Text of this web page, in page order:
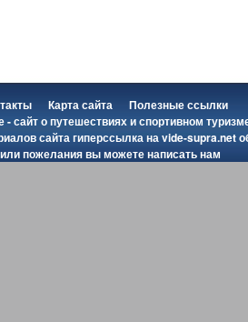
Карта сайта
Полезные ссылки
сайт о путешествиях и спортивном
сайта гиперссылка наvide-supra.net
пожелания вы можетенаписать нам